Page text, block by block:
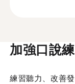
加強口說
練習聽力、改善